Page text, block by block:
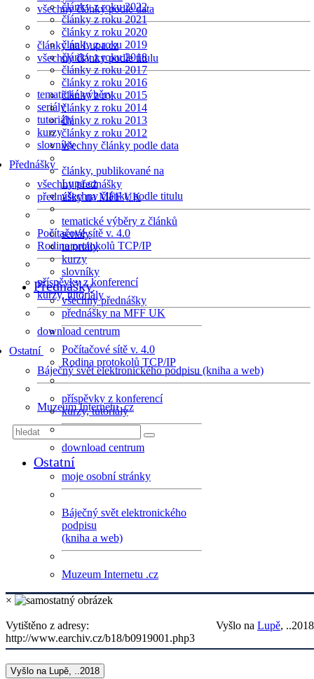
všechny články podle data
články na Lupa.cz
všechny články podle titulu
tematické výběry
seriály
tutoriály
kurzy
slovníky
Přednášky
všechny přednášky
přednášky na MFF UK
Počítačové sítě v. 4.0
Rodina protokolů TCP/IP
příspěvky z konferencí
kurzy, tutoriály
download centrum
Ostatní
Báječný svět elektronického podpisu (kniha a web)
Muzeum Internetu .cz
články z roku 2022
články z roku 2021
články z roku 2020
články z roku 2019
články z roku 2018
články z roku 2017
články z roku 2016
články z roku 2015
články z roku 2014
články z roku 2013
články z roku 2012
všechny články podle data
články, publikované na
Lupa.cz
všechny články podle titulu
tematické výběry z článků
seriály
tutoriály
kurzy
slovníky
Přednášky
všechny přednášky
přednášky na MFF UK
Počítačové sítě v. 4.0
Rodina protokolů TCP/IP
příspěvky z konferencí
kurzy, tutoriály
download centrum
Ostatní
moje osobní stránky
Báječný svět elektronického
podpisu
(kniha a web)
Muzeum Internetu .cz
×
Vyšlo na Lupě, ..2018
Vytištěno z adresy:
http://www.earchiv.cz/b18/b0919001.php3
Vyšlo na Lupě, ..2018